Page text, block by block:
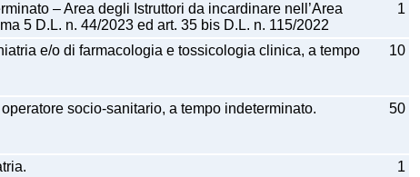
– Area degli Istruttori da incardinare nell’Area
5 D.L. n. 44/2023 ed art. 35 bis D.L. n. 115/2022
1
e/o di farmacologia e tossicologia clinica, a tempo
10
socio-sanitario, a tempo indeterminato. 50
1